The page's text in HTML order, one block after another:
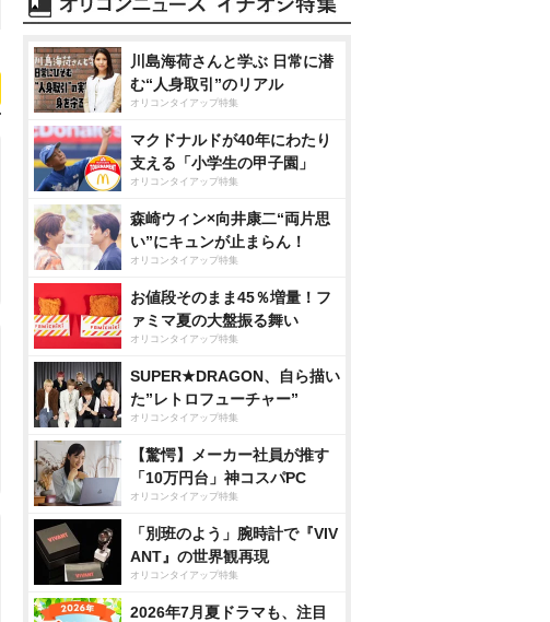
川島海荷さんと学ぶ 日常に潜
む“人身取引”のリアル
オリコンタイアップ特集
マクドナルドが40年にわたり
支える「小学生の甲子園」
オリコンタイアップ特集
森崎ウィン×向井康二“両片思
い”にキュンが止まらん！
オリコンタイアップ特集
お値段そのまま45％増量！フ
ァミマ夏の大盤振る舞い
オリコンタイアップ特集
SUPER★DRAGON、自ら描い
た”レトロフューチャー”
オリコンタイアップ特集
【驚愕】メーカー社員が推す
「10万円台」神コスパPC
オリコンタイアップ特集
「別班のよう」腕時計で『VIV
ANT』の世界観再現
オリコンタイアップ特集
2026年7月夏ドラマも、注目